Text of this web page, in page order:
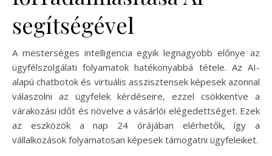
segítségével
A mesterséges intelligencia egyik legnagyobb előnye az
ügyfélszolgálati folyamatok hatékonyabbá tétele. Az AI-
alapú chatbotok és virtuális asszisztensek képesek azonnal
válaszolni az ügyfelek kérdéseire, ezzel csökkentve a
várakozási időt és növelve a vásárlói elégedettséget. Ezek
az eszközök a nap 24 órájában elérhetők, így a
vállalkozások folyamatosan képesek támogatni ügyfeleiket.